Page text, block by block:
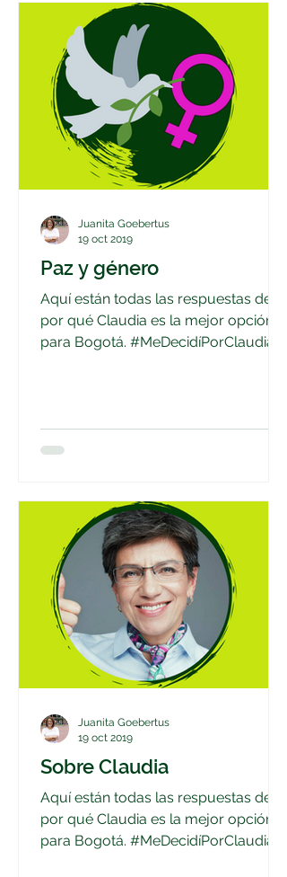
Paz y género
Aquí están todas las respuestas de
por qué Claudia es la mejor opción
para Bogotá. #MeDecidíPorClaudia.
Juanita Goebertus
19 oct 2019
Sobre Claudia
Aquí están todas las respuestas de
por qué Claudia es la mejor opción
para Bogotá. #MeDecidíPorClaudia.
Juanita Goebertus
19 oct 2019